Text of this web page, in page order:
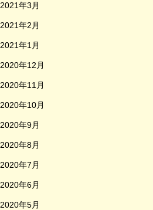
2021年3月
2021年2月
2021年1月
2020年12月
2020年11月
2020年10月
2020年9月
2020年8月
2020年7月
2020年6月
2020年5月